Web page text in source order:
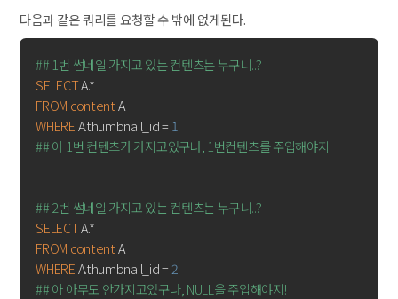
다음과 같은 쿼리를 요청할 수 밖에 없게된다.
## 1번 썸네일 가지고 있는 컨텐츠는 누구니..?
SELECT
FROM content A
WHERE A.thumbnail_id = 1
## 아 1번 컨텐츠가 가지고있구나, 1번컨텐츠를 주입해야지!
## 2번 썸네일 가지고 있는 컨텐츠는 누구니..?
SELECT
FROM content A
WHERE A.thumbnail_id = 2
## 아 아무도 안가지고있구나, NULL을 주입해야지!